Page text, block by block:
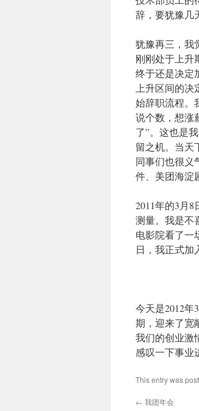
辞，要犹豫几
犹豫再三，我
刚刚处于上升
终于还是决定
上升区间的
始辞职流程。
说个数，想涨
了”。这也是
留之机。当天
同事们也很义
件、美团海淀
2011年的3月
测量。我是不
电影院看了一
日，我正式加
今天是2012
期，迎来了宽
我们的创业激
感叹一下事业
This entry was
← 我团年会